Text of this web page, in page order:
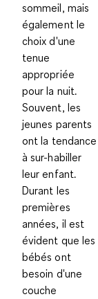
sommeil, mais
également le
choix d'une
tenue
appropriée
pour la nuit.
Souvent, les
jeunes parents
ont la tendance
à sur-habiller
leur enfant.
Durant les
premières
années, il est
évident que les
bébés ont
besoin d'une
couche